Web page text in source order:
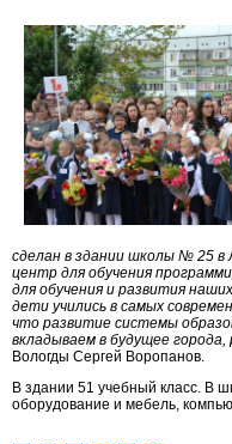
сделан в здании школы № 25 в
центр для обучения
для обучения и развития
дети учились в самых
что развитие системы
вкладываем в будущее города,
Вологды Сергей Воропанов.
В здании 51 учебный класс. В
оборудование и мебель,